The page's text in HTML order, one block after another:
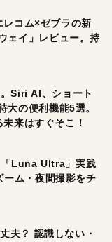
コム×ゼブラの新
ェイ」レビュー。持
Siri AI、ショート
大の便利機能5選。
来はすぐそこ！
Luna Ultra」実践
ム・夜間撮影をチ
夫？ 認識しない・